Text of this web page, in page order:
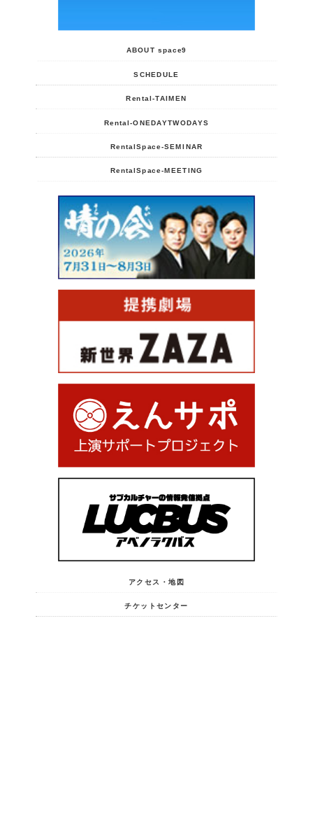
ABOUT space9
SCHEDULE
Rental-TAIMEN
Rental-ONEDAYTWODAYS
RentalSpace-SEMINAR
RentalSpace-MEETING
アクセス・地図
チケットセンター